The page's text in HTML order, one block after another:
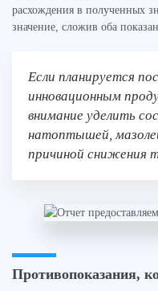
расхождения в полученных
значение, сложив оба
Если планируется
инновационным
внимание уделить
натоптышей,
причиной снижения
Противопоказания,